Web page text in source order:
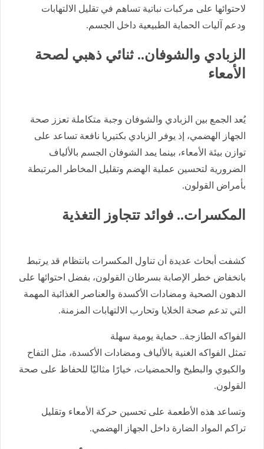
لاحتوائها على مركبات نباتية تساهم في تقليل الالتهابات
ودعم آليات الحماية الطبيعية داخل الجسم.
الزبادي والشوفان.. ثنائي ذهبي لصحة
الأمعاء
يُعد الجمع بين الزبادي والشوفان وجبة متكاملة تعزز صحة
الجهاز الهضمي، إذ يوفر الزبادي بكتيريا نافعة تساعد على
توازن بيئة الأمعاء، بينما يمد الشوفان الجسم بالألياف
الضرورية لتحسين عملية الهضم وتقليل المخاطر المرتبطة
بأمراض القولون.
المكسرات.. فوائد تتجاوز التغذية
كشفت أبحاث عديدة أن تناول المكسرات بانتظام قد يرتبط
بانخفاض خطر الإصابة بسرطان القولون، بفضل احتوائها على
الدهون الصحية ومضادات الأكسدة والعناصر الغذائية المهمة
التي تدعم صحة الخلايا وتحارب الالتهابات المزمنة.
الفواكه الطازجة.. حماية يومية سهلة
تمثل الفواكه الغنية بالألياف ومضادات الأكسدة، مثل التفاح
والكيوي والبطيخ والحمضيات، خيارًا مثاليًا للحفاظ على صحة
القولون.
وتساعد هذه الأطعمة على تحسين حركة الأمعاء وتقليل
تراكم المواد الضارة داخل الجهاز الهضمي.